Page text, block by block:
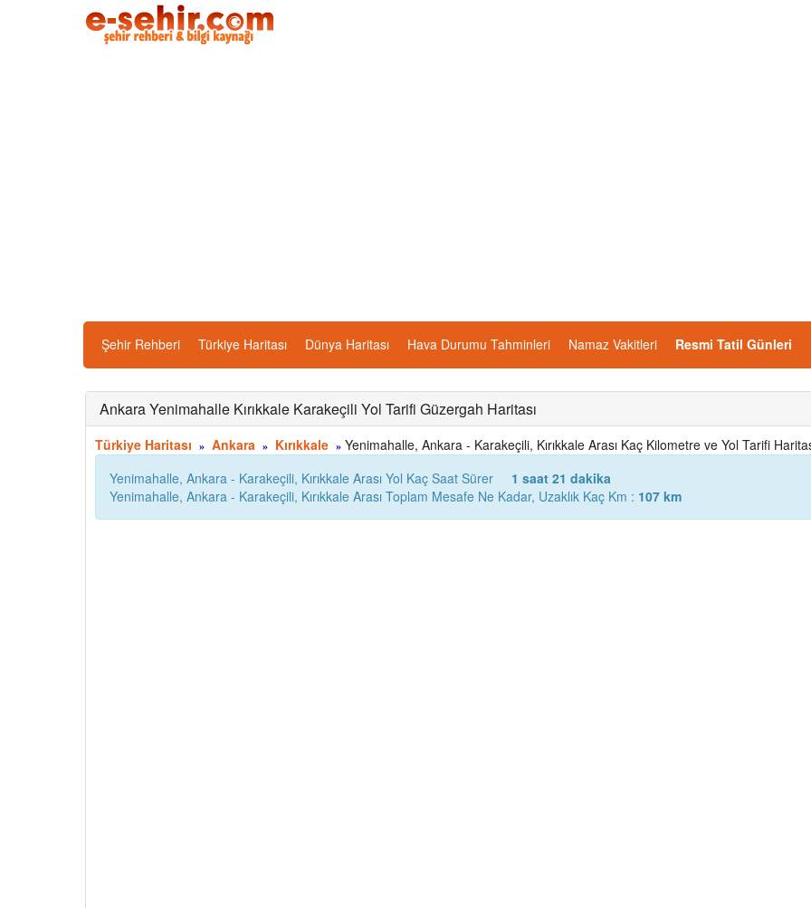
Şehir Rehberi Türkiye Haritası Dünya Haritası Hava Durumu Tahminleri Namaz Vakitleri Resmi Tatil Günleri
Ankara Yenimahalle Kırıkkale Karakeçili Yol Tarifi Güzergah Haritası
Türkiye Haritası » Ankara » Kırıkkale » Yenimahalle, Ankara - Karakeçili, Kırıkkale Arası Kaç Kilometre ve Yol Tarifi
Yenimahalle, Ankara - Karakeçili, Kırıkkale Arası Yol Kaç Saat Sürer
1 saat 21 dakika
Yenimahalle, Ankara - Karakeçili, Kırıkkale Arası Toplam Mesafe Ne Kadar, Uzaklık Kaç Km : 107 km